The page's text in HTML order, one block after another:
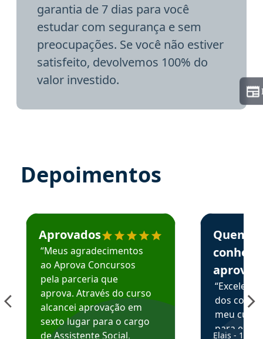
garantia de 7 dias para você
estudar com segurança e sem
preocupações. Se você não estiver
satisfeito, devolvemos 100% do
valor investido.
Depoimentos
Estudante José recomenda o Aprova Concursos em
Aprovados
“Meus agradecimentos
ao Aprova Concursos
pela parceria que
aprova. Através do curso
alcancei aprovação em
sexto lugar para o cargo
de Assistente Social.
Estudante
Quem
aprova
dos
meu
para
Elais - 15/